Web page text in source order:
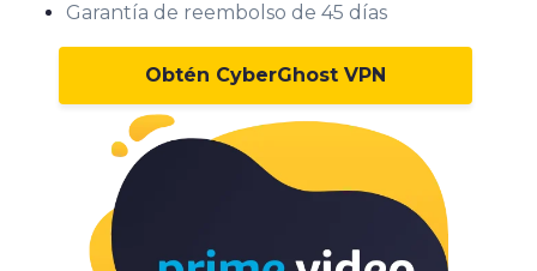
Garantía de reembolso de 45 días
Obtén CyberGhost VPN